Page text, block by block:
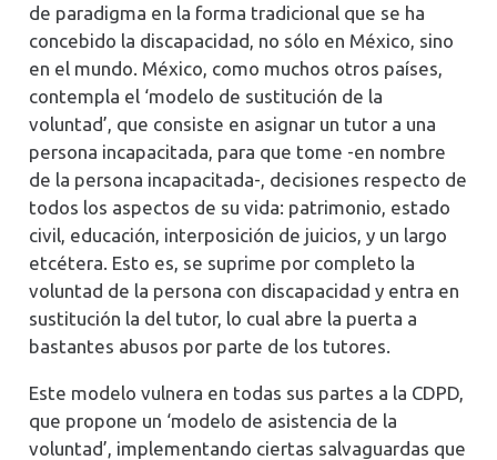
de paradigma en la forma tradicional que se ha
concebido la discapacidad, no sólo en México, sino
en el mundo. México, como muchos otros países,
contempla el ‘modelo de sustitución de la
voluntad’, que consiste en asignar un tutor a una
persona incapacitada, para que tome -en nombre
de la persona incapacitada-, decisiones respecto de
todos los aspectos de su vida: patrimonio, estado
civil, educación, interposición de juicios, y un largo
etcétera. Esto es, se suprime por completo la
voluntad de la persona con discapacidad y entra en
sustitución la del tutor, lo cual abre la puerta a
bastantes abusos por parte de los tutores.
Este modelo vulnera en todas sus partes a la CDPD,
que propone un ‘modelo de asistencia de la
voluntad’, implementando ciertas salvaguardas que